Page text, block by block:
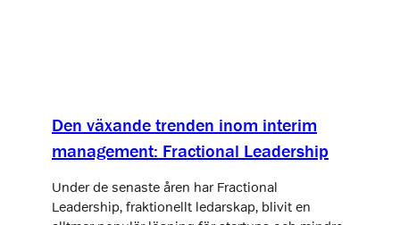
Den växande trenden inom interim
management: Fractional Leadership
Under de senaste åren har Fractional
Leadership, fraktionellt ledarskap, blivit en